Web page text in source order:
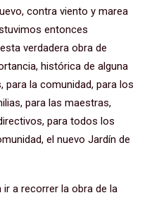
contra viento y marea
entonces
verdadera obra de
histórica de alguna
para la comunidad, para los
para las maestras,
para todos los
el nuevo Jardín de
ir a recorrer la obra de la